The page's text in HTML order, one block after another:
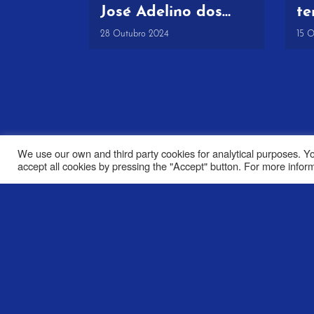
José Adelino dos
Santos
28 Outubro 2024 15
We use our own and third party cookies for analytical purposes.
accept all cookies by pressing the "Accept" button. For more